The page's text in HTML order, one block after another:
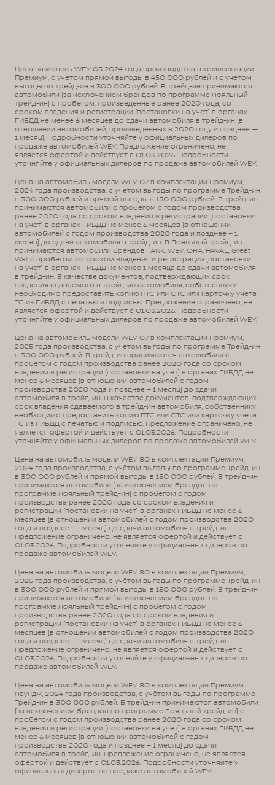
Цена на модель WEY 05 2024 года производства в комплектации
Премиум, с учетом прямой выгоды в 450 000 рублей и с учетом
выгоды по трейд-ин в 300 000 рублей. В трейд-ин принимаются
автомобили (за исключением брендов по программе Лояльный
трейд-ин) с пробегом, произведенные ранее 2020 года, со
сроком владения и регистрации (постановки на учет) в органах
ГИБДД не менее 6 месяцев до сдачи автомобиля в трейд-ин (в
отношении автомобилей, произведенных в 2020 году и позднее —
1 месяц). Подробности уточняйте у официальных дилеров по
продаже автомобилей WEY. Предложение ограничено, не
является офертой и действует с 01.03.2026. Подробности
уточняйте у официальных дилеров по продаже автомобилей WEY.
Цена на автомобиль модели WEY 07 в комплектации Премиум,
2024 года производства, с учётом выгоды по программе Трейд-ин
в 300 000 рублей и прямой выгоды в 150 000 рублей. В трейд-ин
принимаются автомобили с пробегом с годом производства
ранее 2020 года со сроком владения и регистрации (постановки
на учет) в органах ГИБДД не менее 6 месяцев (в отношении
автомобилей с годом производства 2020 года и позднее – 1
месяц) до сдачи автомобиля в трейд-ин. В Лояльный трейд-ин
принимаются автомобили брендов TANK, WEY, ORA, HAVAL, Great
Wall с пробегом со сроком владения и регистрации (постановки
на учет) в органах ГИБДД не менее 1 месяца до сдачи автомобиля
в трейд-ин. В качестве документов, подтверждающих срок
владения сдаваемого в трейд-ин автомобиля, собственнику
необходимо предоставить копию ПТС или СТС или карточку учета
ТС из ГИБДД с печатью и подписью. Предложение ограничено, не
является офертой и действует с 01.03.2026. Подробности
уточняйте у официальных дилеров по продаже автомобилей WEY.
Цена на автомобиль модели WEY 07 в комплектации Премиум,
2025 года производства, с учётом выгоды по программе Трейд-ин
в 300 000 рублей. В трейд-ин принимаются автомобили с
пробегом с годом производства ранее 2020 года со сроком
владения и регистрации (постановки на учет) в органах ГИБДД не
менее 6 месяцев (в отношении автомобилей с годом
производства 2020 года и позднее – 1 месяц) до сдачи
автомобиля в трейд-ин. В качестве документов, подтверждающих
срок владения сдаваемого в трейд-ин автомобиля, собственнику
необходимо предоставить копию ПТС или СТС или карточку учета
ТС из ГИБДД с печатью и подписью. Предложение ограничено, не
является офертой и действует с 01.03.2026. Подробности
уточняйте у официальных дилеров по продаже автомобилей WEY
Цена на автомобиль модели WEY 80 в комплектации Премиум,
2024 года производства, с учётом выгоды по программе Трейд-ин
в 300 000 рублей и прямой выгоды в 150 000 рублей. В трейд-ин
принимаются автомобили (за исключением брендов по
программе Лояльный трейд-ин) с пробегом с годом
производства ранее 2020 года со сроком владения и
регистрации (постановки на учет) в органах ГИБДД не менее 6
месяцев (в отношении автомобилей с годом производства 2020
года и позднее – 1 месяц) до сдачи автомобиля в трейд-ин.
Предложение ограничено, не является офертой и действует с
01.03.2026. Подробности уточняйте у официальных дилеров по
продаже автомобилей WEY.
Цена на автомобиль модели WEY 80 в комплектации Премиум,
2025 года производства, с учётом выгоды по программе Трейд-ин
в 300 000 рублей и прямой выгоды в 150 000 рублей. В трейд-ин
принимаются автомобили (за исключением брендов по
программе Лояльный трейд-ин) с пробегом с годом
производства ранее 2020 года со сроком владения и
регистрации (постановки на учет) в органах ГИБДД не менее 6
месяцев (в отношении автомобилей с годом производства 2020
года и позднее – 1 месяц) до сдачи автомобиля в трейд-ин.
Предложение ограничено, не является офертой и действует с
01.03.2026. Подробности уточняйте у официальных дилеров по
продаже автомобилей WEY.
Цена на автомобиль модели WEY 80 в комплектации Премиум
Лаундж, 2024 года производства, с учётом выгоды по программе
Трейд-ин в 300 000 рублей. В трейд-ин принимаются автомобили
(за исключением брендов по программе Лояльный трейд-ин) с
пробегом с годом производства ранее 2020 года со сроком
владения и регистрации (постановки на учет) в органах ГИБДД не
менее 6 месяцев (в отношении автомобилей с годом
производства 2020 года и позднее – 1 месяц) до сдачи
автомобиля в трейд-ин. Предложение ограничено, не является
офертой и действует с 01.03.2026. Подробности уточняйте у
официальных дилеров по продаже автомобилей WEY.